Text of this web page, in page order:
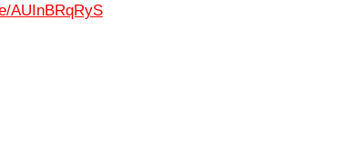
AUInBRqRyS